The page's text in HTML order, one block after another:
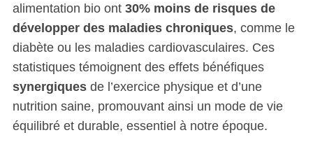
alimentation bio ont 30% moins de risques de
développer des maladies chroniques, comme le
diabète ou les maladies cardiovasculaires. Ces
statistiques témoignent des effets bénéfiques
synergiquesde l’exercice physique et d’une
nutrition saine, promouvant ainsi un mode de vie
équilibré et durable, essentiel à notre époque.